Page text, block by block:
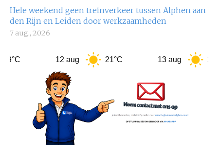
Hele weekend geen treinverkeer tussen Alphen aan
den Rijn en Leiden door werkzaamheden
7 aug., 2026
12 aug 21°C 13 aug 25°C